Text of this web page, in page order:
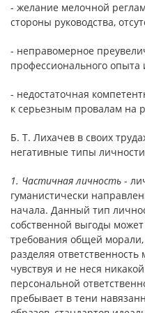
- желание мелочной
стороны руководства,
- неправомерное
профессионального опыта
- недостаточная
к серьезным провалам на
Б. Т. Лихачев в своих
негативные типы
1. Частичная личность -
гуманистически
начала. Данный тип
собственной выгоды
требования общей морали,
разделяя
чувствуя и не неся
персональной
пребывает в тени